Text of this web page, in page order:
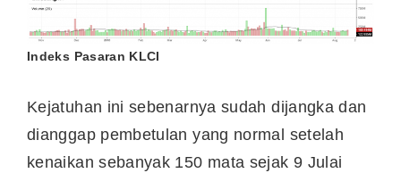
Indeks Pasaran KLCI
Kejatuhan ini sebenarnya sudah dijangka dan
dianggap pembetulan yang normal setelah
kenaikan sebanyak 150 mata sejak 9 Julai